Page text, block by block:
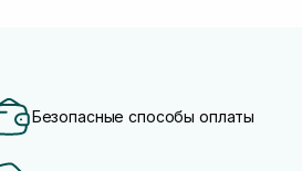
Безопасные способы оплаты